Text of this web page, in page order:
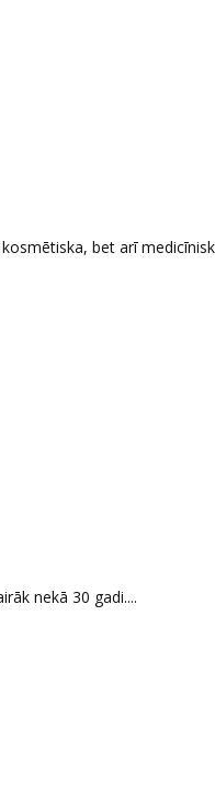
bet arī
nekā 30 gadi....